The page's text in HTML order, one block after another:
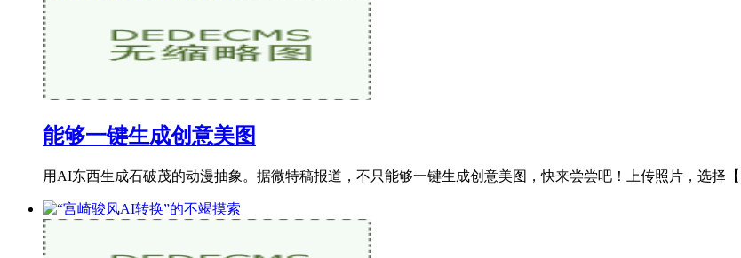
能够一键生成创意美图
用AI东西生成石破茂的动漫抽象。据微特稿报道，不只能够一键生成创意美图，快来尝尝吧！上传照片，选择